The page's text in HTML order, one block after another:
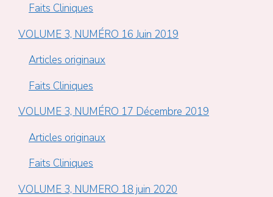
Faits Cliniques
VOLUME 3, NUMÉRO 16 Juin 2019
Articles originaux
Faits Cliniques
VOLUME 3, NUMÉRO 17 Décembre 2019
Articles originaux
Faits Cliniques
VOLUME 3, NUMERO 18 juin 2020